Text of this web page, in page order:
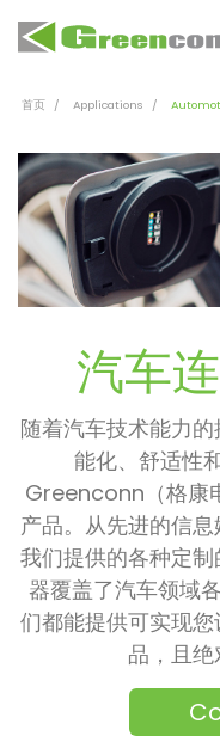
首页 Applications
汽车
随着汽车技术能力
能化、舒适性
Greenconn（格康
产品。从先进的信
我们提供的各种定
器覆盖了汽车领域
们都能提供可实现
品，且绝